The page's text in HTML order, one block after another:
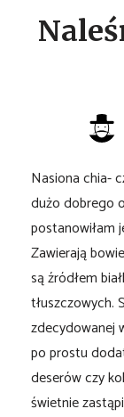
Nasiona chia-
dużo dobrego
postanowiłam
Zawierają
są źródłem
tłuszczowych.
zdecydowanej
po prostu
deserów czy
świetnie